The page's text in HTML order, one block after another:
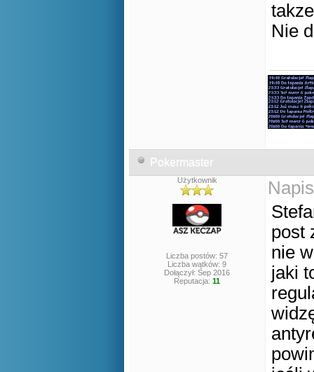
Nie
Pokermaster
Użytkownik
Liczba postów: 57
Liczba wątków: 9
Dołączył: Sep 2016
Reputacja: 11
post
nie
jaki